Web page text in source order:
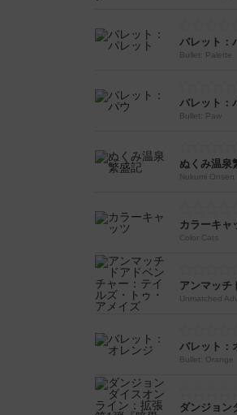
バレット：
Bullet: Palette
バレット：
Bullet: Paw
ぬくみ温泉
Nukumi Onsen
カラーキャ
Color Cats
アンマッチ
Unmatched
バレット：
Bullet: Orange
ダンジョン